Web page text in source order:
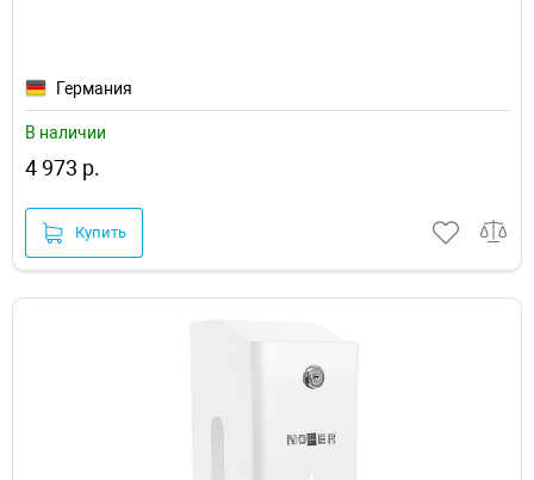
Германия
В наличии
4 973 р.
Купить